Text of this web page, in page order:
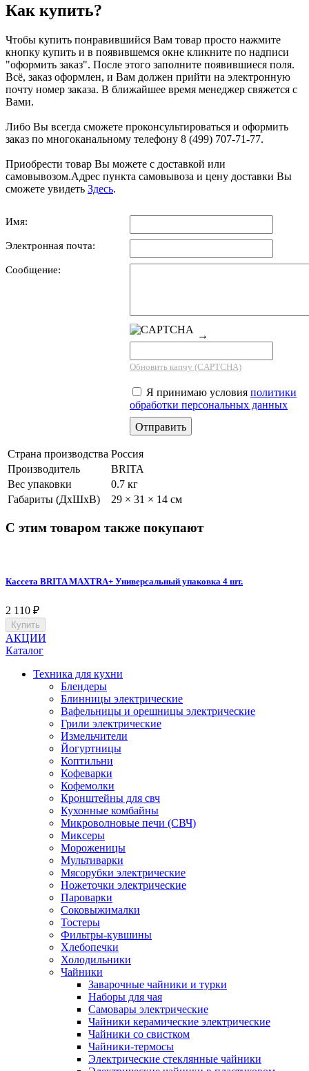
Как купить?
Чтобы купить понравившийся Вам товар просто нажмите
кнопку купить и в появившемся окне кликните по надписи
"оформить заказ". После этого заполните появившиеся поля.
Всё, заказ оформлен, и Вам должен прийти на электронную
почту номер заказа. В ближайшее время менеджер свяжется с
Вами.
Либо Вы всегда сможете проконсультироваться и оформить
заказ по многоканальному телефону 8 (499) 707-71-77.
Приобрести товар Вы можете с доставкой или
самовывозом.Адрес пункта самовывоза и цену доставки Вы
сможете увидеть Здесь.
Имя:
Электронная почта:
Сообщение:
→
Обновить капчу (CAPTCHA)
Я принимаю условия политики
обработки персональных данных
Страна производства Россия
Производитель
BRITA
Вес упаковки
0.7 кг
Габариты (ДхШхВ)
29 × 31 × 14 см
С этим товаром также покупают
Кассета BRITA MAXTRA+ Универсальный упаковка 4 шт.
2 110 ₽
Купить
АКЦИИ
Каталог
Техника для кухни
Блендеры
Блинницы электрические
Вафельницы и орешницы электрические
Грили электрические
Измельчители
Йогуртницы
Коптильни
Кофеварки
Кофемолки
Кронштейны для свч
Кухонные комбайны
Микроволновые печи (СВЧ)
Миксеры
Мороженицы
Мультиварки
Мясорубки электрические
Ножеточки электрические
Пароварки
Соковыжималки
Тостеры
Фильтры-кувшины
Хлебопечки
Холодильники
Чайники
Заварочные чайники и турки
Наборы для чая
Самовары электрические
Чайники керамические электрические
Чайники со свистком
Чайники-термосы
Электрические стеклянные чайники